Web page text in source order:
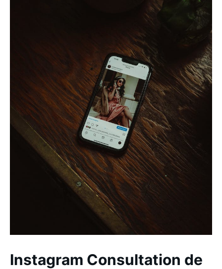
Instagram Consultation de